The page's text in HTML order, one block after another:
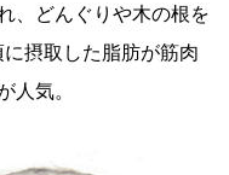
、どんぐりや木の根を
摂取した脂肪が筋肉
人気。